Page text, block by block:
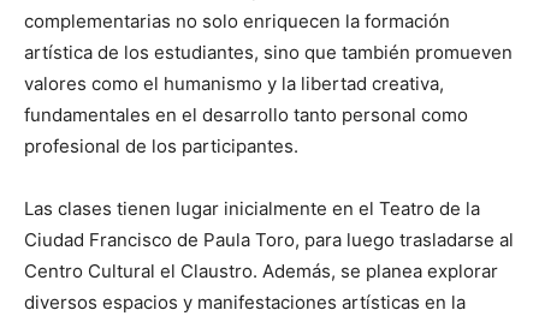
complementarias no solo enriquecen la formación
artística de los estudiantes, sino que también promueven
valores como el humanismo y la libertad creativa,
fundamentales en el desarrollo tanto personal como
profesional de los participantes.
Las clases tienen lugar inicialmente en el Teatro de la
Ciudad Francisco de Paula Toro, para luego trasladarse al
Centro Cultural el Claustro. Además, se planea explorar
diversos espacios y manifestaciones artísticas en la